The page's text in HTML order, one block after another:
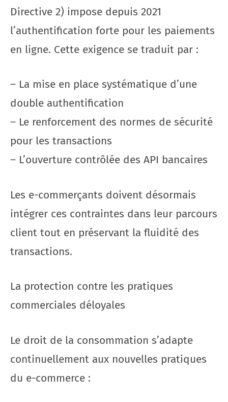
Directive 2) impose depuis 2021
l’authentification forte pour les paiements
en ligne. Cette exigence se traduit par :
– La mise en place systématique d’une
double authentification
– Le renforcement des normes de sécurité
pour les transactions
– L’ouverture contrôlée des API bancaires
Les e-commerçants doivent désormais
intégrer ces contraintes dans leur parcours
client tout en préservant la fluidité des
transactions.
La protection contre les pratiques
commerciales déloyales
Le droit de la consommation s’adapte
continuellement aux nouvelles pratiques
du e-commerce :